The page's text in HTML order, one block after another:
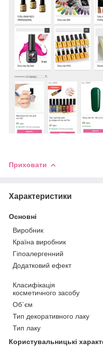
Приховати
Характеристики
Основні
Виробник
Країна виробник
Гіпоалергенний
Додатковий ефект
Класифікація
косметичного засобу
Об`єм
Тип декоративного лаку
Тип лаку
Користувальницькі